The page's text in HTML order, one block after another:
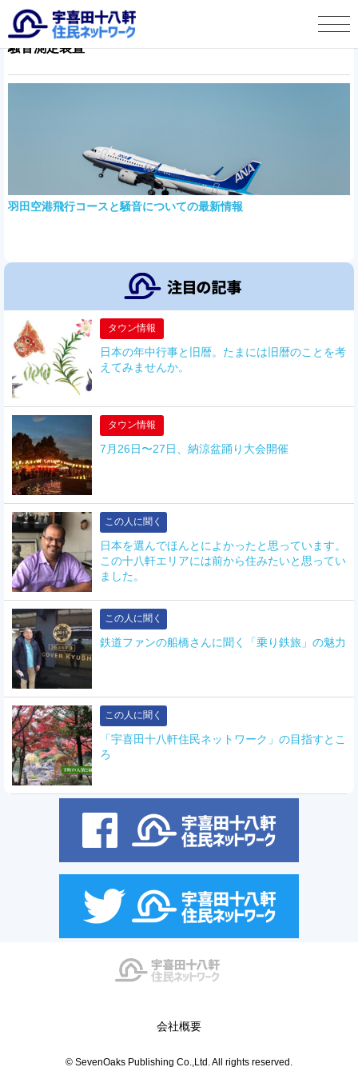
宇喜田十八軒自治会より
騒音測定装置
羽田空港飛行コースと騒音についての最新情報
タウン情報
日本の年中行事と旧暦。たまには旧暦のことを考
えてみませんか。
タウン情報
7月26日〜27日、納涼盆踊り大会開催
この人に聞く
日本を選んでほんとによかったと思っています。
この十八軒エリアには前から住みたいと思ってい
ました。
この人に聞く
鉄道ファンの船橋さんに聞く「乗り鉄旅」の魅力
この人に聞く
「宇喜田十八軒住民ネットワーク」の目指すとこ
ろ
会社概要
© SevenOaks Publishing Co.,Ltd. All rights reserved.